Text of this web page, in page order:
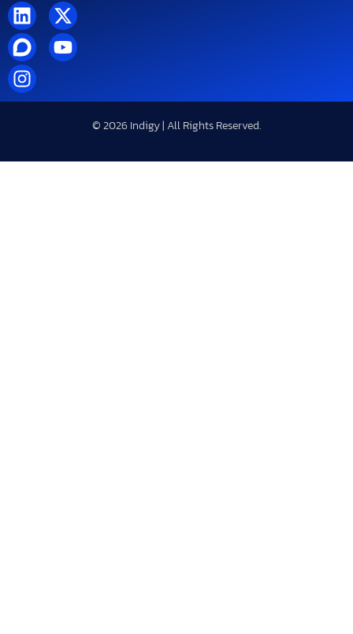
© 2026 Indigy | All Rights Reserved.